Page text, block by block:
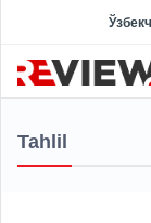
Tahlil